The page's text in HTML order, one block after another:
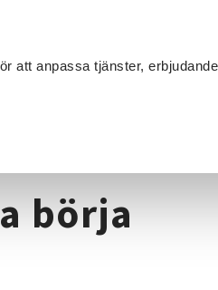
att anpassa tjänster,
börja